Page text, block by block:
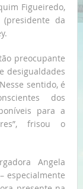
Figueiredo,
(presidente da
preocupante
desigualdades
sentido, é
dos
para a
frisou o
Angela
especialmente